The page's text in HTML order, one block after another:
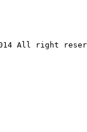
All right